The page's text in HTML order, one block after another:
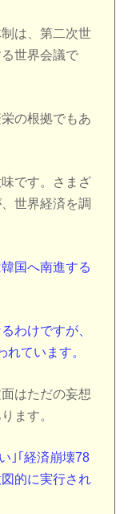
は、第二次世
世界会議で
の根拠でもあ
です。さまざ
世界経済を調
国へ南進する
わけですが、
ています。
はただの妄想
ます。
｣｢経済崩壊78
的に実行され